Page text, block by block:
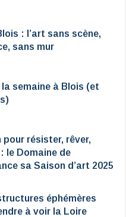
: l’art sans scène,
sans mur
la semaine à Blois (et
pour résister, rêver,
le Domaine de
sa Saison d’art 2025
éphémères
à voir la Loire